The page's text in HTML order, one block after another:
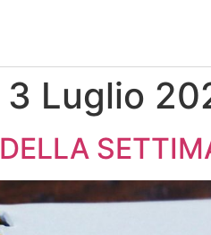
3 Luglio